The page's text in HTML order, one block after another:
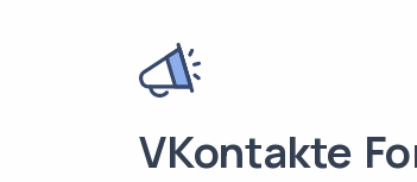
VKontakte